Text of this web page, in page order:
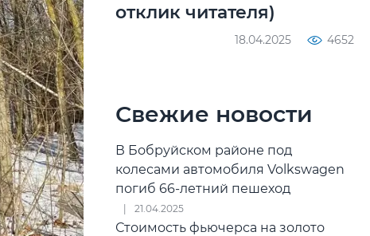
отклик читателя)
18.04.2025 4652
Свежие новости
В Бобруйском районе под
колесами автомобиля Volkswagen
погиб 66-летний пешеход
21.04.2025
Стоимость фьючерса на золото